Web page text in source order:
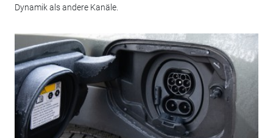
Dynamik als andere Kanäle.